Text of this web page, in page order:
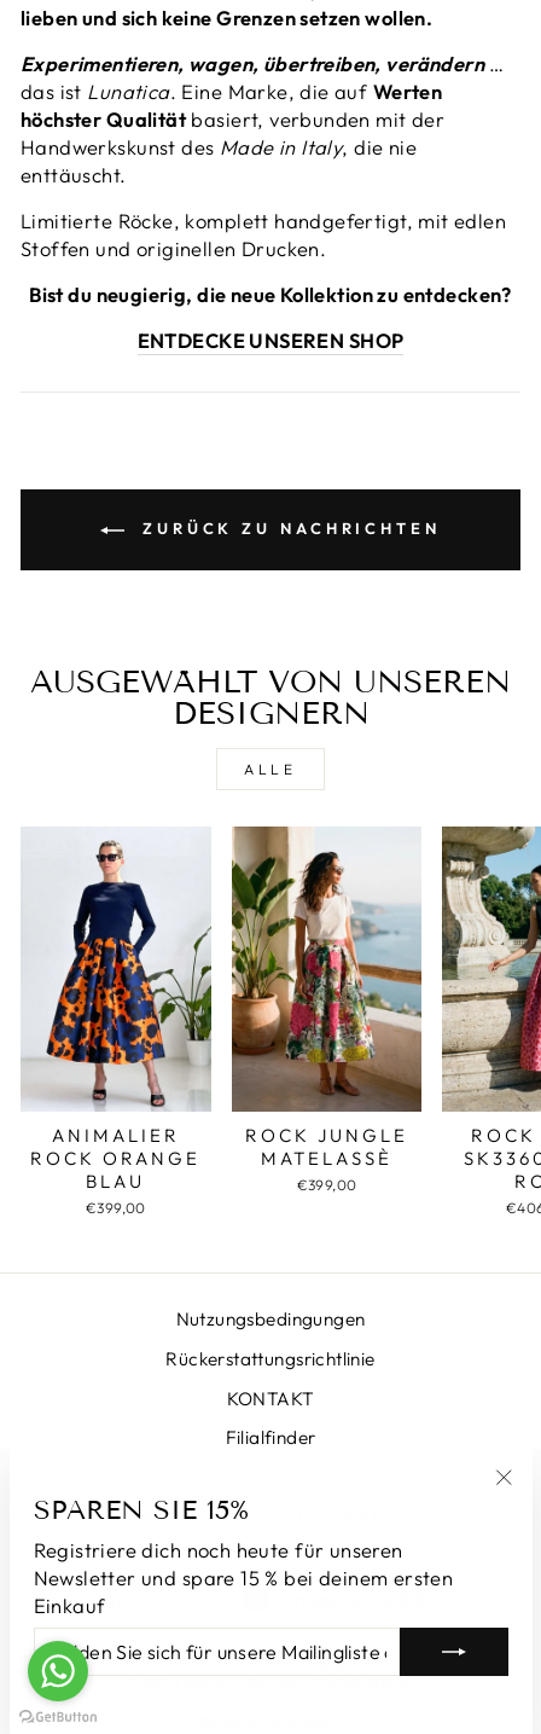
SPAREN SIE 15%
Registriere dich noch heute für unseren
Newsletter und spare 15 % bei deinem ersten
Einkauf
MELDEN
SIE
SICH
FÜR
UNSERE
ABONNIEREN
lieben und sich keine Grenzen setzen wollen.
Experimentieren, wagen, übertreiben, verändern…
das ist Lunatica. Eine Marke, die auf Werten
höchster Qualitätbasiert, verbunden mit der
Handwerkskunst des Made in Italy, die nie
enttäuscht.
Limitierte Röcke, komplett handgefertigt, mit edlen
Stoffen und originellen Drucken.
Bist du neugierig, die neue Kollektion zu entdecken?
ENTDECKE UNSEREN SHOP
ZURÜCK ZU NACHRICHTEN
AUSGEWÄHLT VON UNSEREN
DESIGNERN
ALLE
ANIMALIER
ROCK ORANGE
BLAU
€399,00
ROCK JUNGLE
MATELASSÈ
€399,00
Nutzungsbedingungen
Rückerstattungsrichtlinie
KONTAKT
Filialfinder
ANMELDEN UND SPAREN
SPRACHE
Deutsch WÄHRUNG
© 2026 LUNATICAMILANO.COM | Luna srl | Via Cappuccina 61,